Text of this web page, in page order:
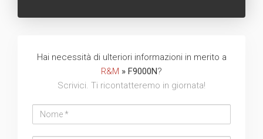
Hai necessità di ulteriori informazioni in merito a
R&M » F9000N?
Scrivici. Ti ricontatteremo in giornata!